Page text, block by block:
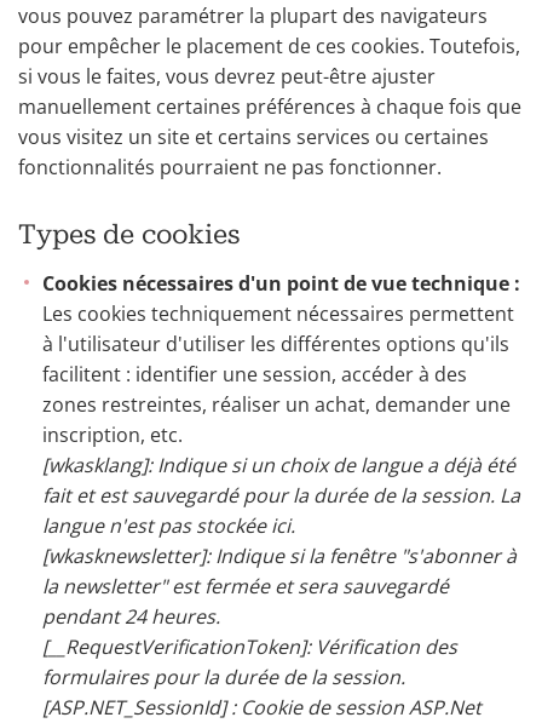
vous pouvez paramétrer la plupart des navigateurs
pour empêcher le placement de ces cookies. Toutefois,
si vous le faites, vous devrez peut-être ajuster
manuellement certaines préférences à chaque fois que
vous visitez un site et certains services ou certaines
fonctionnalités pourraient ne pas fonctionner.
Types de cookies
Cookies nécessaires d'un point de vue technique :
Les cookies techniquement nécessaires permettent
à l'utilisateur d'utiliser les différentes options qu'ils
facilitent : identifier une session, accéder à des
zones restreintes, réaliser un achat, demander une
inscription, etc.
[wkasklang]: Indique si un choix de langue a déjà été
fait et est sauvegardé pour la durée de la session. La
langue n'est pas stockée ici.
[wkasknewsletter]: Indique si la fenêtre "s'abonner à
la newsletter" est fermée et sera sauvegardé
pendant 24 heures.
[__RequestVerificationToken]: Vérification des
formulaires pour la durée de la session.
[ASP.NET_SessionId] : Cookie de session ASP.Net